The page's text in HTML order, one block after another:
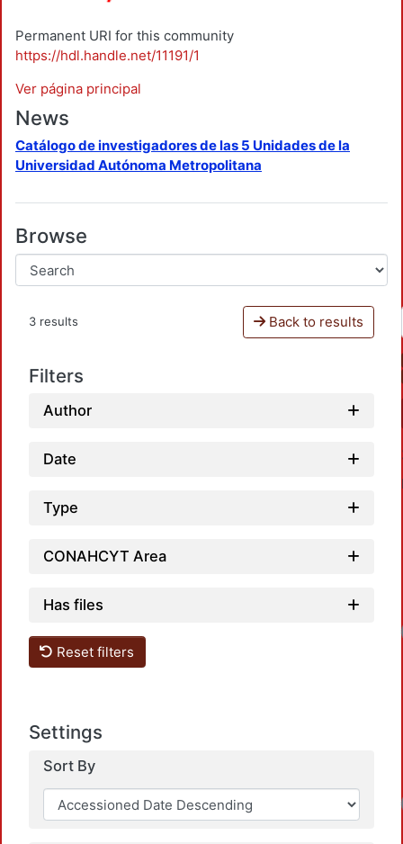
Permanent URI for this community
https://hdl.handle.net/11191/1
Ver página principal
News
Catálogo de investigadores de las 5 Unidades de la
Universidad Autónoma Metropolitana
Browse
3 results Back to results
Filters
Author
Date
Type
CONAHCYT Area
Has files
Reset filters
Settings
Sort By